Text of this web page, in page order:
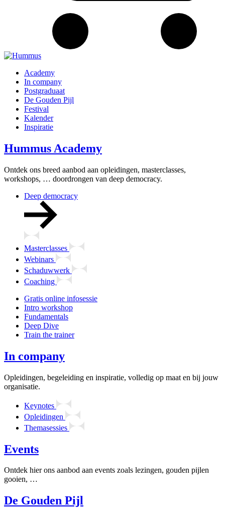
Academy
In company
Postgraduaat
De Gouden Pijl
Festival
Kalender
Inspiratie
Hummus Academy
Ontdek ons breed aanbod aan opleidingen, masterclasses,
workshops, … doordrongen van deep democracy.
Deep democracy
Masterclasses
Webinars
Schaduwwerk
Coaching
Gratis online infosessie
Intro workshop
Fundamentals
Deep Dive
Train the trainer
In company
Opleidingen, begeleiding en inspiratie, volledig op maat en bij jouw
organisatie.
Keynotes
Opleidingen
Themasessies
Events
Ontdek hier ons aanbod aan events zoals lezingen, gouden pijlen
gooien, …
De Gouden Pijl